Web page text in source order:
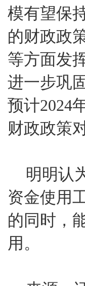
模有望保
的财政政
等方面发
进一步巩
预计2024
财政政策
明明认
资金使用
的同时，
用。